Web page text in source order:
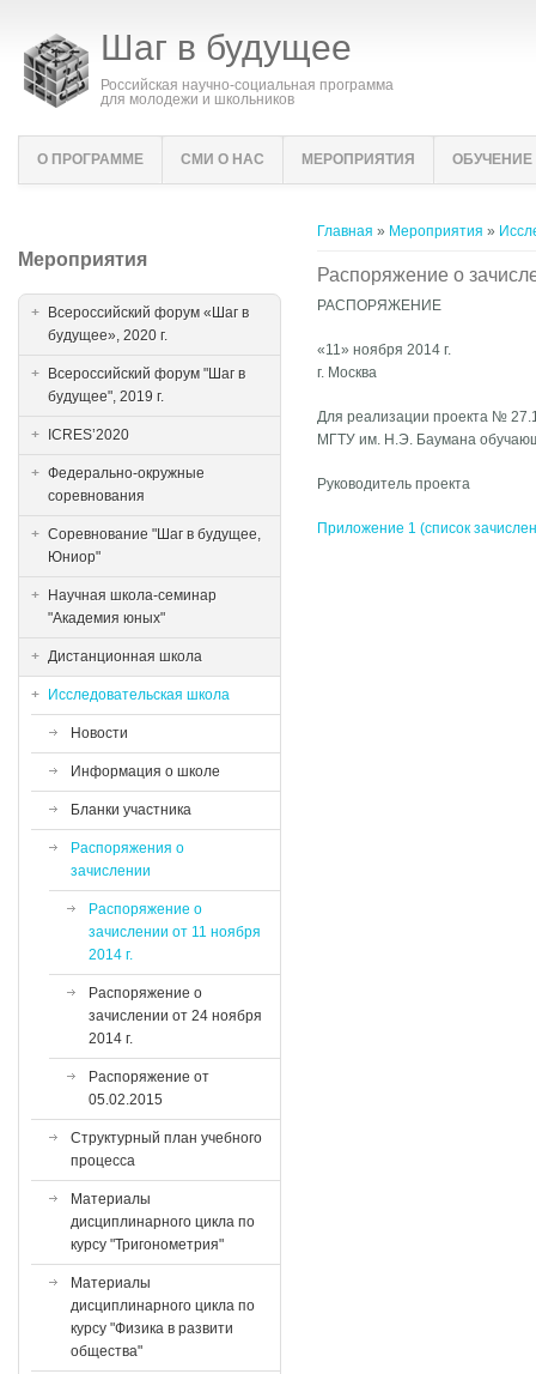
Шаг в будущее
Российская научно-социальная программа
для молодежи и школьников
О ПРОГРАММЕ СМИ О НАС МЕРОПРИЯТИЯ ОБУЧЕНИЕ
Вы здесь
Главная » Мероприятия »
Распоряжение о
РАСПОРЯЖЕНИЕ
«11» ноября 2014 г.
г. Москва
Для реализации проекта №
МГТУ им. Н.Э. Баумана
Руководитель
Приложение 1 (список
Мероприятия
Всероссийский форум «Шаг в
будущее», 2020 г.
Всероссийский форум "Шаг в
будущее", 2019 г.
ICRES’2020
Федерально-окружные
соревнования
Соревнование "Шаг в будущее,
Юниор"
Научная школа-семинар
"Академия юных"
Дистанционная школа
Исследовательская школа
Новости
Информация о школе
Бланки участника
Распоряжения о
зачислении
Распоряжение о
зачислении от 11 ноября
2014 г.
Распоряжение о
зачислении от 24 ноября
2014 г.
Распоряжение от
05.02.2015
Структурный план учебного
процесса
Материалы
дисциплинарного цикла по
курсу "Тригонометрия"
Материалы
дисциплинарного цикла по
курсу "Физика в развити
общества"